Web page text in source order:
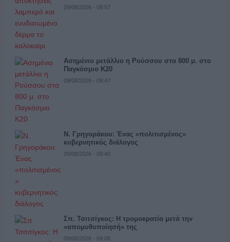
09/08/2026 - 09:57
Ασημένιο μετάλλιο η Ρούσσου στα 800 μ. στο
Παγκόσμιο Κ20
09/08/2026 - 09:47
Ν. Γρηγοράκου: Ένας «πολιτισμένος»
κυβερνητικός διάλογος
09/08/2026 - 09:40
Σπ. Τσιτσίγκος: Η τρομοκρατία μετά την
«απομυθοποίησή» της
09/08/2026 - 09:08